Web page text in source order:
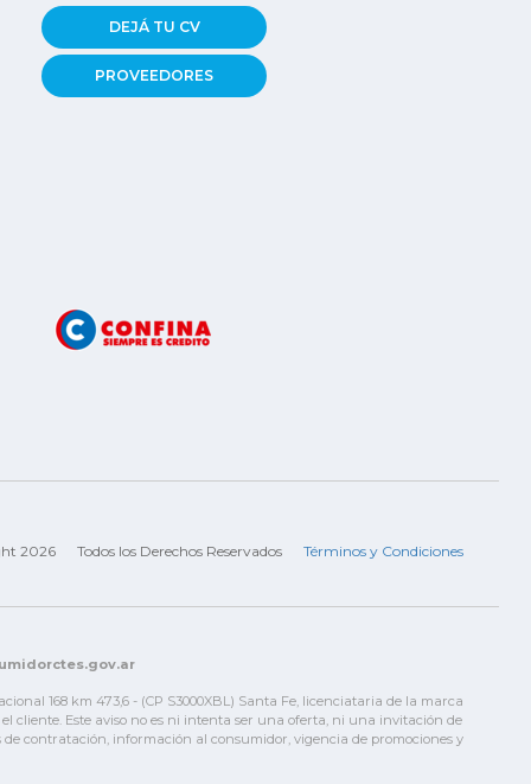
DEJÁ TU CV
PROVEEDORES
2026 Todos los Derechos Reservados Términos y Condiciones
168 km 473,6 - (CP S3000XBL) Santa Fe, licenciataria de la marca
cliente. Este aviso no es ni intenta ser una oferta, ni una invitación de
de contratación, información al consumidor, vigencia de promociones y